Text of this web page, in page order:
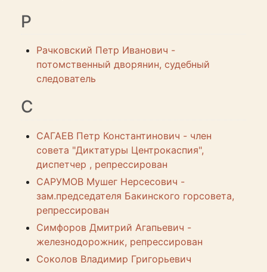
Р
Рачковский Петр Иванович -
потомственный дворянин, судебный
следователь
С
САГАЕВ Петр Константинович - член
совета "Диктатуры Центрокаспия",
диспетчер , репрессирован
САРУМОВ Мушег Нерсесович -
зам.председателя Бакинского горсовета,
репрессирован
Симфоров Дмитрий Агапьевич -
железнодорожник, репрессирован
Соколов Владимир Григорьевич